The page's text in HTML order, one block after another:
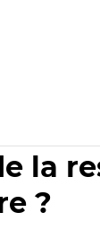
la
?